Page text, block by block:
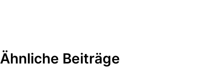
Ähnliche Beiträge